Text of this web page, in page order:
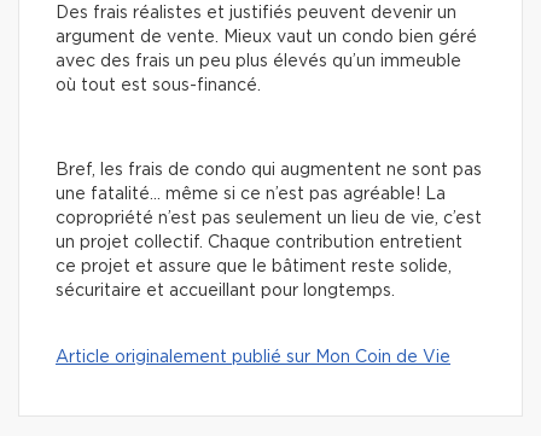
Des frais réalistes et justifiés peuvent devenir un
argument de vente. Mieux vaut un condo bien géré
avec des frais un peu plus élevés qu’un immeuble
où tout est sous-financé.
Bref, les frais de condo qui augmentent ne sont pas
une fatalité… même si ce n’est pas agréable! La
copropriété n’est pas seulement un lieu de vie, c’est
un projet collectif. Chaque contribution entretient
ce projet et assure que le bâtiment reste solide,
sécuritaire et accueillant pour longtemps.
Article originalement publié sur Mon Coin de Vie